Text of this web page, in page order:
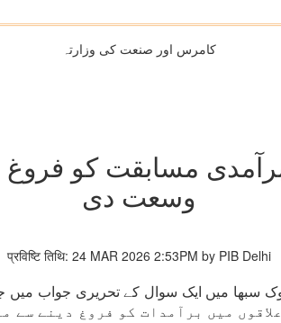
کامرس اور صنعت کی وزارتہ
مسابقت کو فروغ
وسعت دی
प्रविष्टि तिथि: 24 MAR 2026 2:53PM by PIB Delhi
سبھا میں ایک سوال کے تحریری جواب میں
زیر انتظام علاقوں میں برآمدات کو